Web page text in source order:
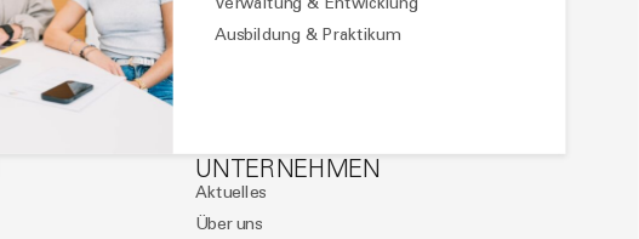
Ausbildung & Praktikum
UNTERNEHMEN
Aktuelles
Über uns